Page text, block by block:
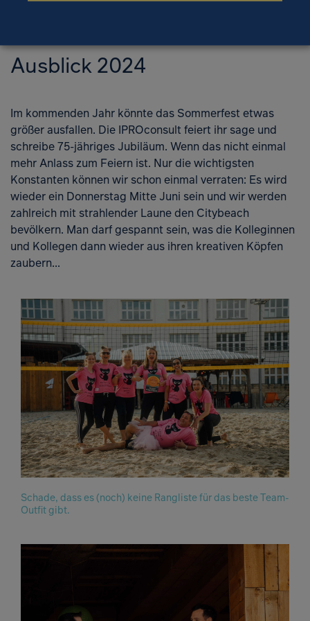
Ausblick 2024
Im kommenden Jahr könnte das Sommerfest etwas
größer ausfallen. Die IPROconsult feiert ihr sage und
schreibe 75-jähriges Jubiläum. Wenn das nicht einmal
mehr Anlass zum Feiern ist. Nur die wichtigsten
Konstanten können wir schon einmal verraten: Es wird
wieder ein Donnerstag Mitte Juni sein und wir werden
zahlreich mit strahlender Laune den Citybeach
bevölkern. Man darf gespannt sein, was die Kolleginnen
und Kollegen dann wieder aus ihren kreativen Köpfen
zaubern...
Schade, dass es (noch) keine Rangliste für das beste Team-
Outfit gibt.